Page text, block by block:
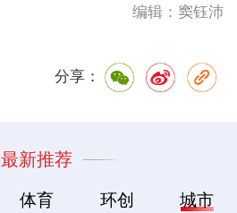
编辑：窦钰沛
分享：
最新推荐
体育 环创 城市